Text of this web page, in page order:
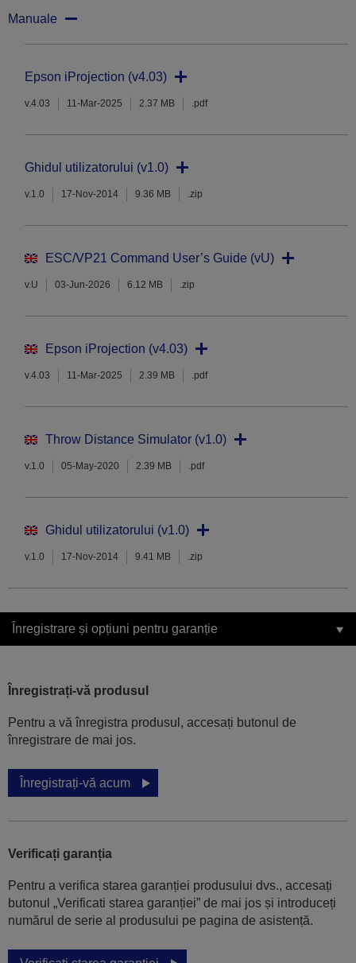
Manuale
Epson iProjection (v4.03)
v.4.03 11-Mar-2025 2.37 MB .pdf
Ghidul utilizatorului (v1.0)
v.1.0 17-Nov-2014 9.36 MB .zip
ESC/VP21 Command User’s Guide (vU)
v.U 03-Jun-2026 6.12 MB .zip
Epson iProjection (v4.03)
v.4.03 11-Mar-2025 2.39 MB .pdf
Throw Distance Simulator (v1.0)
v.1.0 05-May-2020 2.39 MB .pdf
Ghidul utilizatorului (v1.0)
v.1.0 17-Nov-2014 9.41 MB .zip
Înregistrare și opțiuni pentru garanție
Înregistrați-vă produsul
Pentru a vă înregistra produsul, accesați butonul de
înregistrare de mai jos.
Înregistrați-vă acum
Verificați garanția
Pentru a verifica starea garanției produsului dvs., accesați
butonul „Verificati starea garanției” de mai jos și introduceți
numărul de serie al produsului pe pagina de asistență.